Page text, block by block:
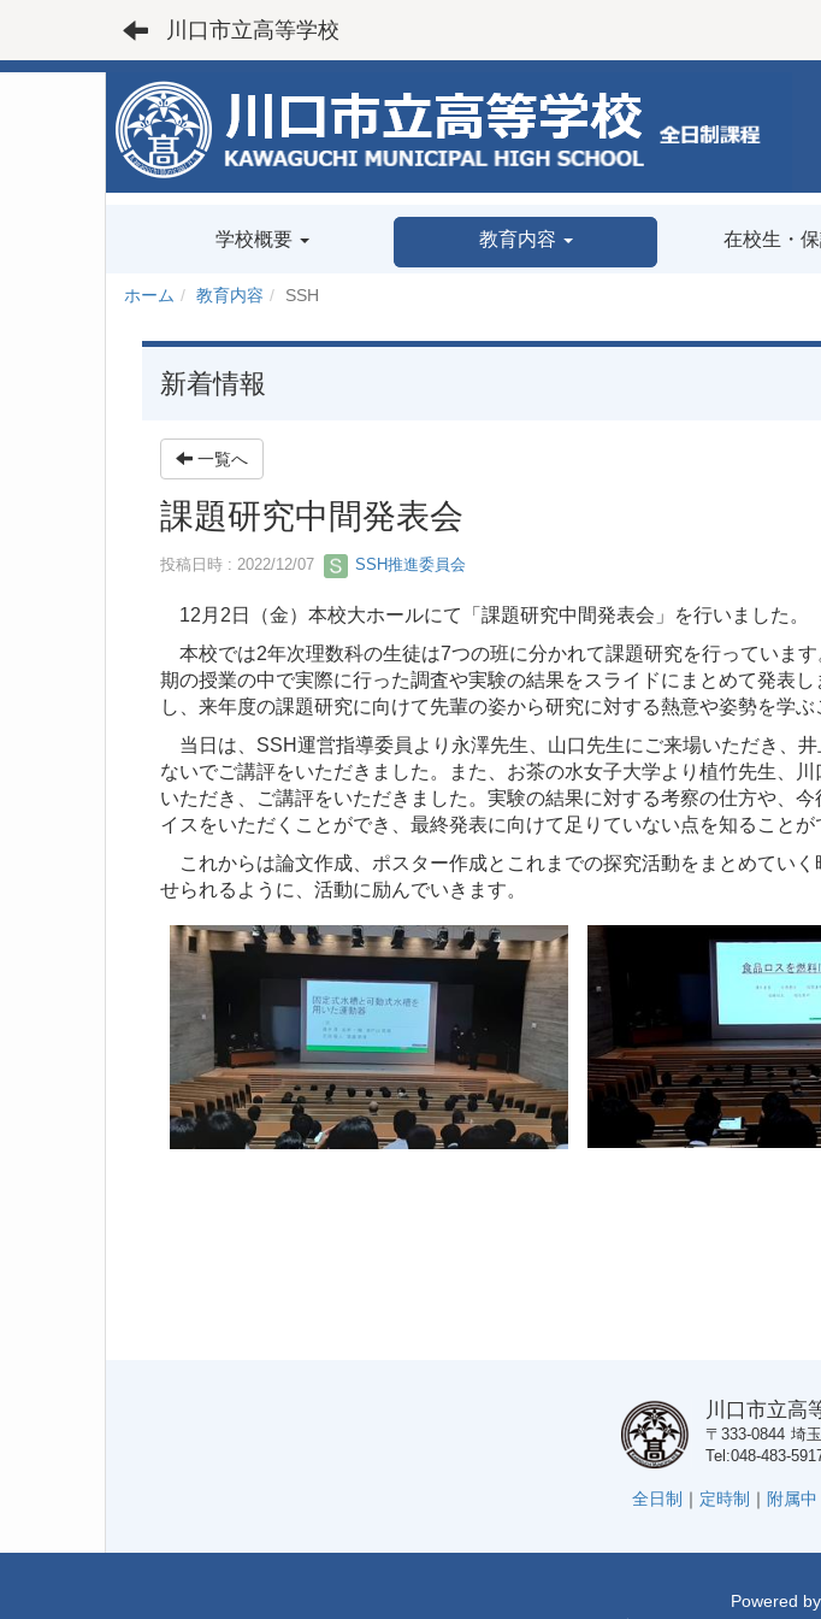
川口市立高等学校
学校概要 教育内容 在校生・
ホーム 教育内容 SSH
新着情報
一覧へ
課題研究中間発表会
投稿日時 : 2022/12/07 SSH推進委員会
12月2日（金）本校大ホールにて「課題研究中間発表会」を行いました。
本校では2年次理数科の生徒は7つの班に分かれて課題研究を行っていま
期の授業の中で実際に行った調査や実験の結果をスライドにまとめて発表
し、来年度の課題研究に向けて先輩の姿から研究に対する熱意や姿勢を学ぶ
当日は、SSH運営指導委員より永澤先生、山口先生にご来場いただき、
ないでご講評をいただきました。また、お茶の水女子大学より植竹先生、
いただき、ご講評をいただきました。実験の結果に対する考察の仕方や、
イスをいただくことができ、最終発表に向けて足りていない点を知ることが
これからは論文作成、ポスター作成とこれまでの探究活動をまとめてい
せられるように、活動に励んでいきます。
川口市立高
〒333-0844 埼
Tel 048-483-
全日制 ｜ 定時制 ｜ 附属中
Powered by